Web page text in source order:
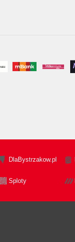
DlaBystrzakow.pl
Sploty